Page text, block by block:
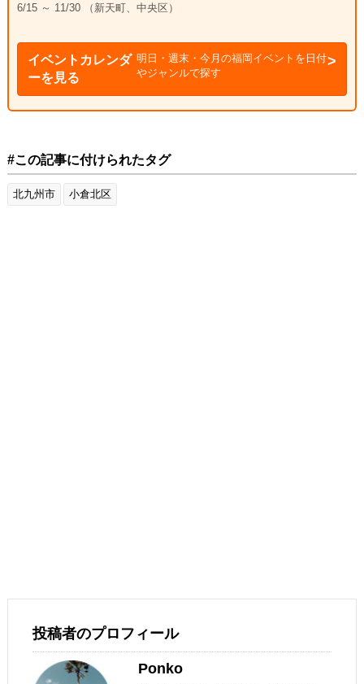
6/15 ～ 11/30 （新天町、中央区）
イベントカレンダ
ーを見る
明日・週末・今月の福岡イベントを日付
やジャンルで探す
#この記事に付けられたタグ
北九州市 小倉北区
投稿者のプロフィール
Ponko